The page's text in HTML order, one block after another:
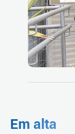
Em alta